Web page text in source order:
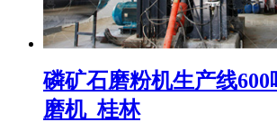
磷矿石磨粉机生产线
磨机_桂林